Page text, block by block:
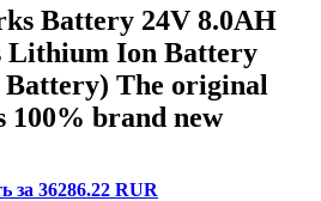
Battery 24V 8.0AH
Lithium Ion Battery
Battery) The original
100% brand new
за 36286.22 RUR